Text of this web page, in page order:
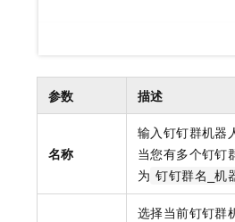
参数 描述
名称
输入钉钉群机器
当您有多个钉钉
为 钉钉群名_机
选择当前钉钉群